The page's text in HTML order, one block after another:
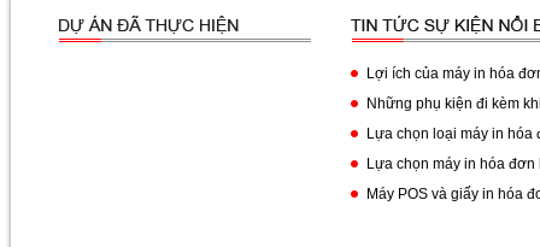
Lợi ích của máy in hóa
Những phụ kiện đi kèm
Lựa chọn loại máy in hóa
Lựa chọn máy in hóa
Máy POS và giấy in hóa